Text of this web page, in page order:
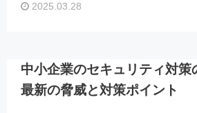
2025.03.28
中小企業のセキュリティ対策
最新の脅威と対策ポイント